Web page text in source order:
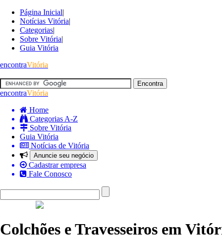
Página Inicial|
Notícias Vitória|
Categorias|
Sobre Vitória|
Guia Vitória
encontraVitória
encontraVitória
Home
Categorias A-Z
Sobre Vitória
Guia Vitória
Notícias de Vitória
Anuncie seu negócio
Cadastrar empresa
Fale Conosco
Colchões e Travesseiros em